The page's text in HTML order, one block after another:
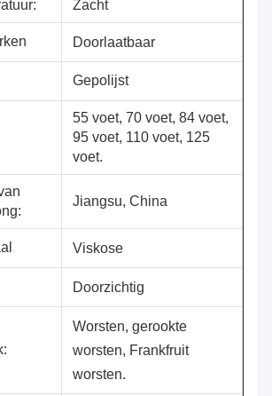
Zacht
Doorlaatbaar
Gepolijst
55 voet, 70 voet, 84 voet,
95 voet, 110 voet, 125
voet.
Jiangsu, China
Viskose
Doorzichtig
Worsten, gerookte
worsten, Frankfruit
worsten.